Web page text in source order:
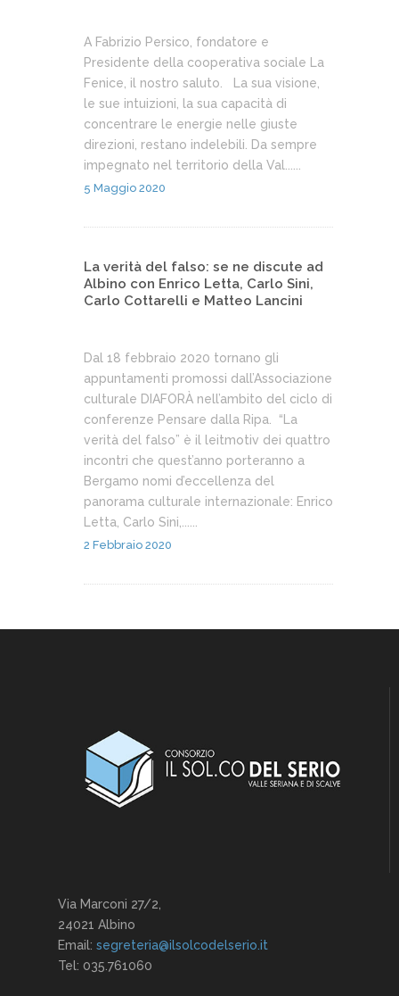
A Fabrizio Persico, fondatore e
Presidente della cooperativa sociale La
Fenice, il nostro saluto. La sua visione,
le sue intuizioni, la sua capacità di
concentrare le energie nelle giuste
direzioni, restano indelebili. Da sempre
impegnato nel territorio della Val......
5 Maggio 2020
La verità del falso: se ne discute ad
Albino con Enrico Letta, Carlo Sini,
Carlo Cottarelli e Matteo Lancini
Dal 18 febbraio 2020 tornano gli
appuntamenti promossi dall’Associazione
culturale DIAFORÀ nell’ambito del ciclo di
conferenze Pensare dalla Ripa. “La
verità del falso” è il leitmotiv dei quattro
incontri che quest’anno porteranno a
Bergamo nomi d’eccellenza del
panorama culturale internazionale: Enrico
Letta, Carlo Sini,......
2 Febbraio 2020
Via Marconi 27/2,
24021 Albino
Email: segreteria@ilsolcodelserio.it
Tel: 035.761060